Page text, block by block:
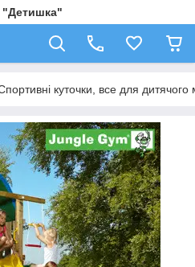
"Детишка"
куточки, все для